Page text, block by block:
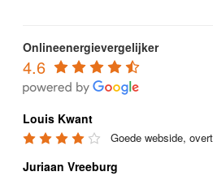
Onlineenergievergelijker
4.6
Louis Kwant
Goede webside,
Juriaan Vreeburg